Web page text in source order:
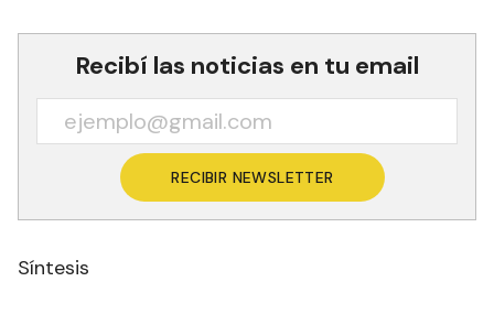
Recibí las noticias en tu email
RECIBIR NEWSLETTER
Síntesis